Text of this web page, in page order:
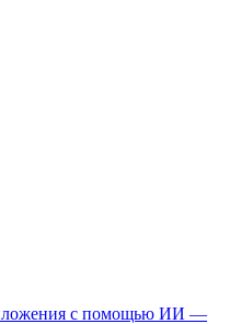
с помощью ИИ —